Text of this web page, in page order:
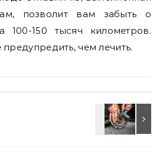
позволит вам забыть о
150 тысяч километров.
чем лечить.